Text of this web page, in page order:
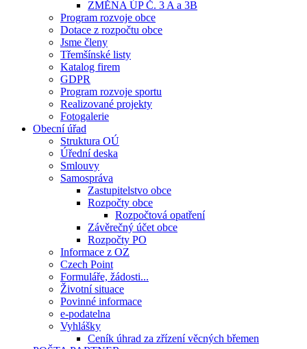
ZMĚNA ÚP Č. 3 A a 3B
Program rozvoje obce
Dotace z rozpočtu obce
Jsme členy
Třemšínské listy
Katalog firem
GDPR
Program rozvoje sportu
Realizované projekty
Fotogalerie
Obecní úřad
Struktura OÚ
Úřední deska
Smlouvy
Samospráva
Zastupitelstvo obce
Rozpočty obce
Rozpočtová opatření
Závěrečný účet obce
Rozpočty PO
Informace z OZ
Czech Point
Formuláře, žádosti...
Životní situace
Povinné informace
e-podatelna
Vyhlášky
Ceník úhrad za zřízení věcných břemen